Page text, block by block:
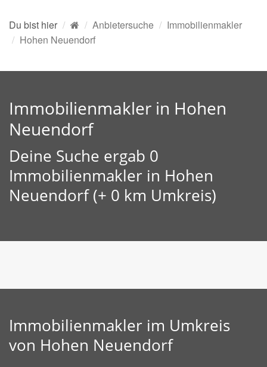
Du bist hier Anbietersuche
Immobilienmakler
Hohen Neuendorf
Immobilienmakler in Hohen
Neuendorf
Deine Suche ergab 0
Immobilienmakler in Hohen
Neuendorf (+ 0 km Umkreis)
Immobilienmakler im Umkreis
von Hohen Neuendorf